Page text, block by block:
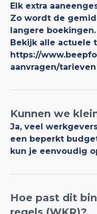
Elk extra
Zo wordt de
langere boekingen.
Bekijk alle actuele
https://
aanvragen/tarieven
Kunnen we
Ja, veel
een beperkt
kun je eenvoudig
Hoe past dit